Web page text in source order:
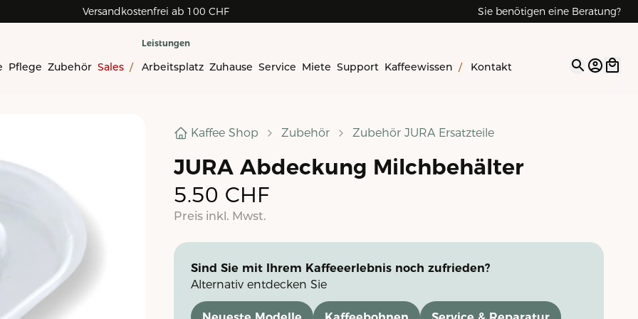
Versandkostenfrei ab 100 CHF Sie benötigen eine Beratung?
Pflege Zubehör Sales /
Leistungen
Arbeitsplatz Zuhause Service Miete Support Kaffeewissen / Kontakt Open
Kaffee Shop Zubehör Zubehör JURA Ersatzteile
JURA Abdeckung Milchbehälter
5.50 CHF
Preis inkl. Mwst.
Sind Sie mit Ihrem Kaffeeerlebnis noch zufrieden?
Alternativ entdecken Sie